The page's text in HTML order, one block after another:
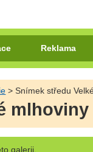
Reklama
> Snímek středu
galerii.